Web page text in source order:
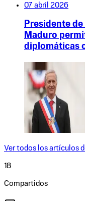
07 abril 2026
Presidente
Maduro
diplomáticas
Ver todos los artículos
18
Compartidos